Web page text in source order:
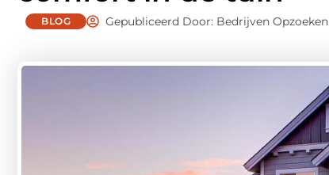
BLOG Gepubliceerd Door: Bedrijven Opzoeken